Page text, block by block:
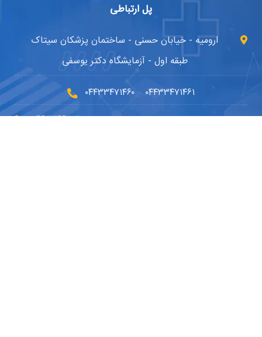
پل ارتباطی
ارومیه - خیابان حسنی - ساختمان پزشکان سیتاک
طبقه اول - آزمایشگاه دکتر یوسفی
۰۴۴۳۳۴۷۱۴۶۰ - ۰۴۴۳۳۴۷۱۴۶۱
۰۴۴۳۳۴۶۲۰۳۰